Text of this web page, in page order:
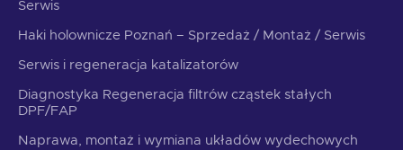
Serwis
Haki holownicze Poznań – Sprzedaż / Montaż / Serwis
Serwis i regeneracja katalizatorów
Diagnostyka Regeneracja filtrów cząstek stałych
DPF/FAP
Naprawa, montaż i wymiana układów wydechowych